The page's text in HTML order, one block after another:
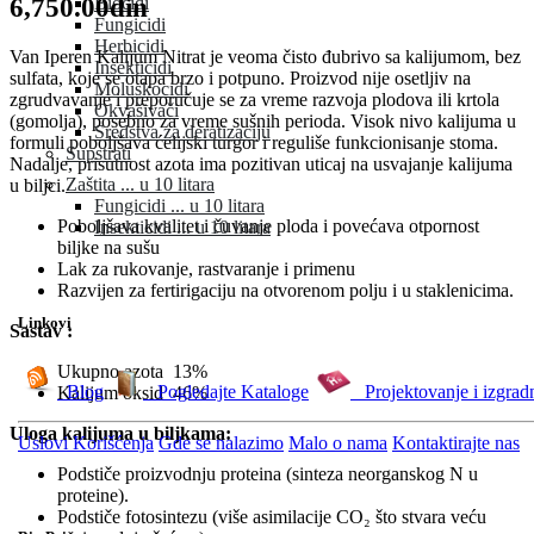
Fungicidi
Herbicidi
Insekticidi
Moluskocidi
Okvašivači
Sredstva za deratizaciju
Supstrati
Zaštita ... u 10 litara
Fungicidi ... u 10 litara
Insekticidi ... u 10 litara
Linkovi
Blog Pogledajte Kataloge Projektovanje i
Uslovi Korišćenja Gde se nalazimo Malo o nama Kontaktirajte nas
6,750.00din
Van Iperen Kalijum Nitrat je veoma čisto đubrivo sa kalijumom, bez
sulfata, koje se otapa brzo i potpuno. Proizvod nije osetljiv na
zgrudvavanje i preporučuje se za vreme razvoja plodova ili krtola
(gomolja), posebno za vreme sušnih perioda. Visok nivo kalijuma u
formuli poboljšava ćelijski turgor i reguliše funkcionisanje stoma.
Nadalje, prisutnost azota ima pozitivan uticaj na usvajanje kalijuma
u biljci.
Poboljšava kvalitet i čuvanje ploda i povećava otpornost
biljke na sušu
Lak za rukovanje, rastvaranje i primenu
Razvijen za fertirigaciju na otvorenom polju i u staklenicima.
Sastav :
Ukupno azota 13%
Kalijum oksid 46%
Uloga kalijuma u biljkama:
Podstiče proizvodnju proteina (sinteza neorganskog N u
proteine).
Podstiče fotosintezu (više asimilacije CO₂ što stvara veću